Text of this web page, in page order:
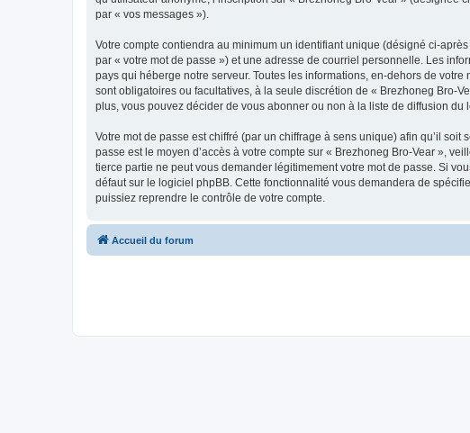
par « vos messages »).
Votre compte contiendra au minimum un identifiant unique (désigné ci-
par « votre mot de passe ») et une adresse de courriel personnelle. Les
pays qui héberge notre serveur. Toutes les informations, en-dehors de
sont obligatoires ou facultatives, à la seule discrétion de « Brezhoneg Bro-
plus, vous pouvez décider de vous abonner ou non à la liste de diffusion
Votre mot de passe est chiffré (par un chiffrage à sens unique) afin qu’il
passe est le moyen d’accès à votre compte sur « Brezhoneg Bro-Vear »,
tierce partie ne peut vous demander légitimement votre mot de passe. Si
défaut sur le logiciel phpBB. Cette fonctionnalité vous demandera de
puissiez reprendre le contrôle de votre compte.
Accueil du forum